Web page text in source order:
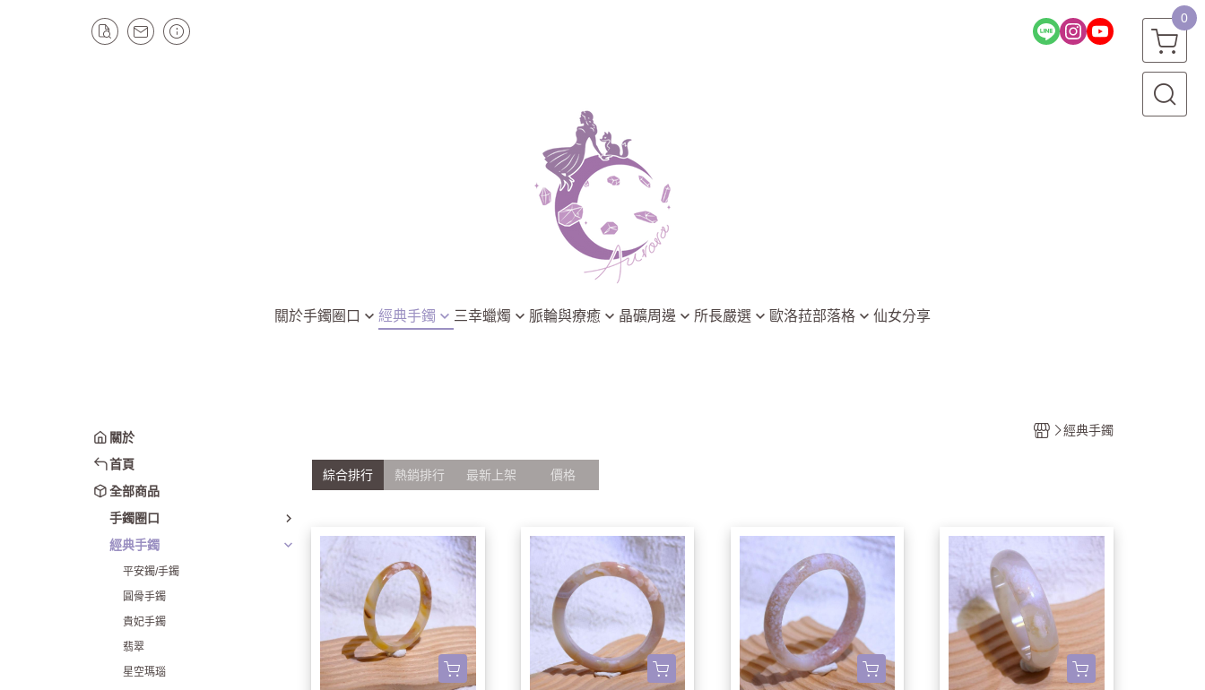
0
關於手鐲圈口
圈口61mm以上
經典手鐲
星空瑪瑙
貓鐲｜雕刻鐲
套鐲(手鐲+鐲心)
三幸蠟燭 脈輪與療癒
靈性夥伴
晶礦周邊
手作DIY專區
所長嚴選 歐洛菈部落格 仙女分享
關於
首頁
全部商品
手鐲圈口
經典手鐲
平安鐲/手鐲
圓骨手鐲
貴妃手鐲
翡翠
星空瑪瑙
經典手鐲
綜合排行 熱銷排行 最新上架 價格